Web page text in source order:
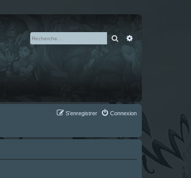
Rechercher
Connexion
S’enregistrer